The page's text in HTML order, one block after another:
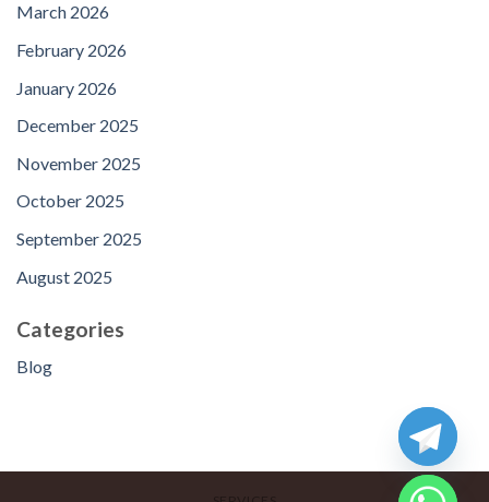
March 2026
February 2026
January 2026
December 2025
November 2025
October 2025
September 2025
August 2025
Categories
Blog